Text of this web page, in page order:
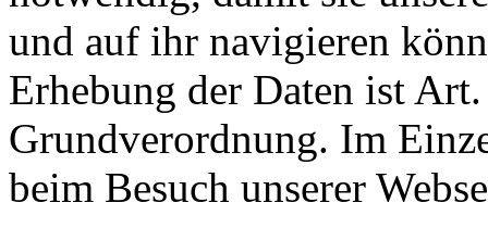
und auf ihr navigieren
Erhebung der Daten ist
Grundverordnung. Im
beim Besuch unserer